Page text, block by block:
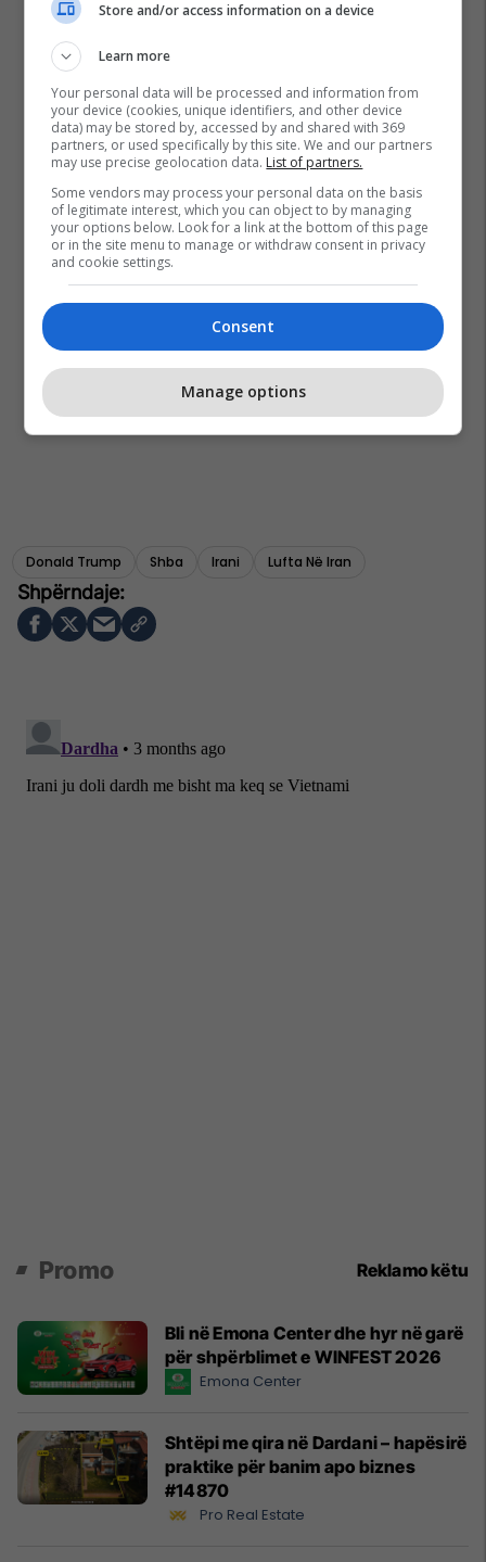
Donald Trump Shba Irani Lufta Në Iran
Promo Reklamo këtu
Bli në Emona Center dhe hyr në garë
për shpërblimet e WINFEST 2026
Emona Center
Shtëpi me qira në Dardani – hapësirë
praktike për banim apo biznes
#14870
Pro Real Estate
Store and/or access information on a device
Learn more
Your personal data will be processed and information from
your device (cookies, unique identifiers, and other device
data) may be stored by, accessed by and shared with 369
partners, or used specifically by this site. We and our partners
may use precise geolocation data. List of partners.
Some vendors may process your personal data on the basis
of legitimate interest, which you can object to by managing
your options below. Look for a link at the bottom of this page
or in the site menu to manage or withdraw consent in privacy
and cookie settings.
Consent
Manage options